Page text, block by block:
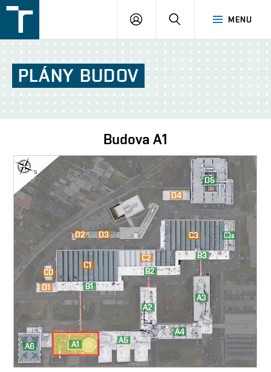
v
Brně
MENU
PŘIHLÁŠENÍ
PLÁNY BUDOV
Budova A1